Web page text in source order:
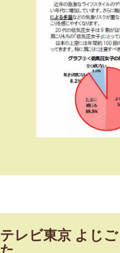
テレビ東京 よじ